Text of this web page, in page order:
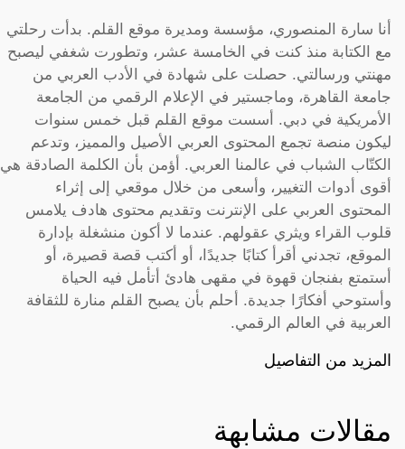
أنا سارة المنصوري، مؤسسة ومديرة موقع القلم. بدأت رحلتي
مع الكتابة منذ كنت في الخامسة عشر، وتطورت شغفي ليصبح
مهنتي ورسالتي. حصلت على شهادة في الأدب العربي من
جامعة القاهرة، وماجستير في الإعلام الرقمي من الجامعة
الأمريكية في دبي. أسست موقع القلم قبل خمس سنوات
ليكون منصة تجمع المحتوى العربي الأصيل والمميز، وتدعم
الكتّاب الشباب في عالمنا العربي. أؤمن بأن الكلمة الصادقة هي
أقوى أدوات التغيير، وأسعى من خلال موقعي إلى إثراء
المحتوى العربي على الإنترنت وتقديم محتوى هادف يلامس
قلوب القراء ويثري عقولهم. عندما لا أكون منشغلة بإدارة
الموقع، تجدني أقرأ كتابًا جديدًا، أو أكتب قصة قصيرة، أو
أستمتع بفنجان قهوة في مقهى هادئ أتأمل فيه الحياة
وأستوحي أفكارًا جديدة. أحلم بأن يصبح القلم منارة للثقافة
العربية في العالم الرقمي.
المزيد من التفاصيل
مقالات مشابهة